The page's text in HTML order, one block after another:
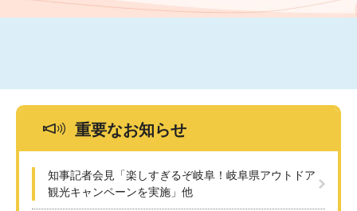
重要なお知らせ
知事記者会見「楽しすぎるぞ岐阜！岐阜県アウトドア
観光キャンペーンを実施」他